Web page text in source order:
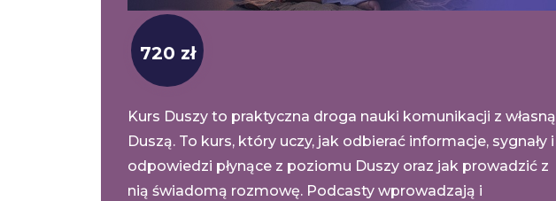
720 zł
Kurs Duszy to praktyczna droga nauki komunikacji z własną
Duszą. To kurs, który uczy, jak odbierać informacje, sygnały i
odpowiedzi płynące z poziomu Duszy oraz jak prowadzić z
nią świadomą rozmowę. Podcasty wprowadzają i